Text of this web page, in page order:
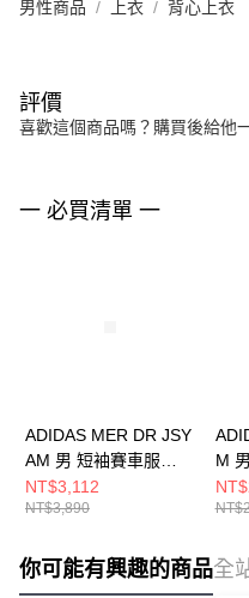
男性商品 上衣 背心上衣
評價
喜歡這個商品嗎？購買後給他
一 必買清單 一
ADIDAS MER DR JSY
AM 男 短袖賽車服
KE5325
NT$3,112
NT$3,890
M
你可能有興趣的商品全